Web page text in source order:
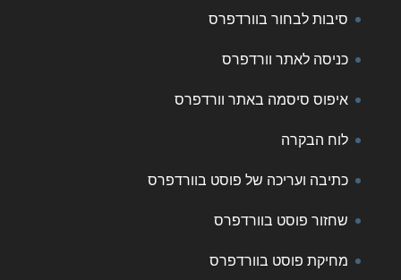
סיבות לבחור בוורדפרס
כניסה לאתר וורדפרס
איפוס סיסמה באתר וורדפרס
לוח הבקרה
כתיבה ועריכה של פוסט בוורדפרס
שחזור פוסט בוורדפרס
מחיקת פוסט בוורדפרס